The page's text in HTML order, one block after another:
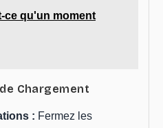
ce qu'un moment
Chargement
: Fermez les